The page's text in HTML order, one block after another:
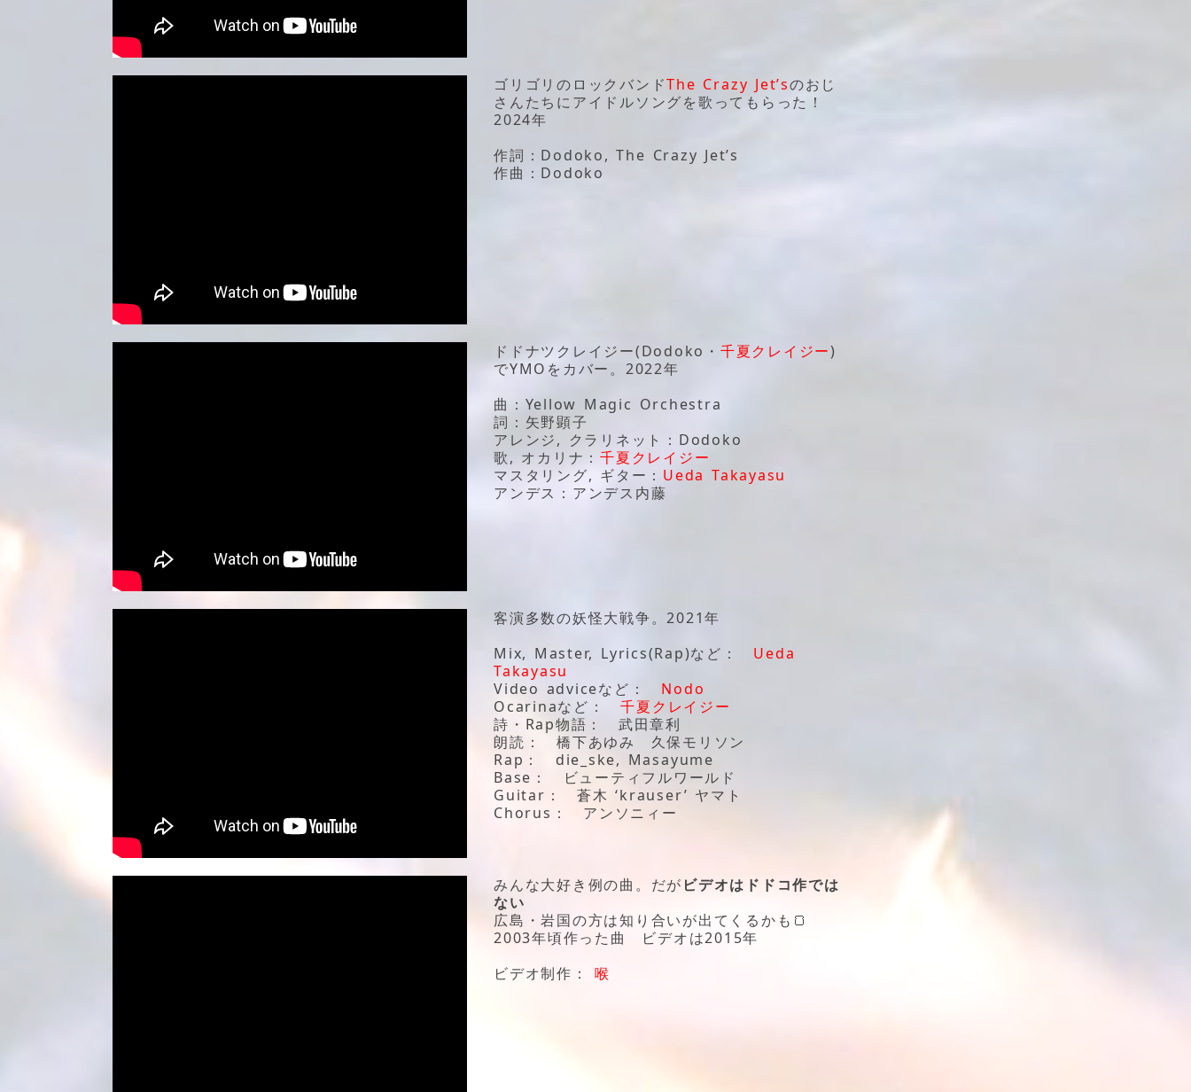
ゴリゴリのロックバンドThe Crazy Jet’sのおじ
さんたちにアイドルソングを歌ってもらった！
2024年
作詞：Dodoko, The Crazy Jet’s
作曲：Dodoko
ドドナツクレイジー(Dodoko・ 千夏クレイジー)
でYMOをカバー。2022年
曲：Yellow Magic Orchestra
詞：矢野顕子
アレンジ, クラリネット：Dodoko
歌, オカリナ：千夏クレイジー
マスタリング, ギター： Ueda Takayasu
アンデス：アンデス内藤
客演多数の妖怪大戦争。2021年
Mix, Master, Lyrics(Rap)など： Ueda
Takayasu
Video adviceなど： Nodo
Ocarinaなど：千夏クレイジー
詩・Rap物語： 武田章利
朗読： 橋下あゆみ 久保モリソン
Rap： die_ske, Masayume
Base： ビューティフルワールド
Guitar： 蒼木 ‘krauser’ ヤマト
Chorus： アンソニィー
みんな大好き例の曲。だが ビデオはドドコ作では
ない
広島・岩国の方は知り合いが出てくるかも🍞
2003年頃作った曲 ビデオは2015年
ビデオ制作：喉